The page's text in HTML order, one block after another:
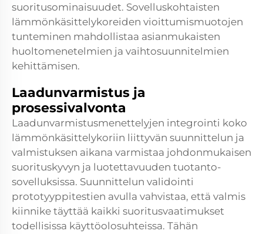
suoritusominaisuudet. Sovelluskohtaisten
lämmönkäsittelykoreiden vioittumismuotojen
tunteminen mahdollistaa asianmukaisten
huoltomenetelmien ja vaihtosuunnitelmien
kehittämisen.
Laadunvarmistus ja
prosessivalvonta
Laadunvarmistusmenettelyjen integrointi koko
lämmönkäsittelykoriin liittyvän suunnittelun ja
valmistuksen aikana varmistaa johdonmukaisen
suorituskyvyn ja luotettavuuden tuotanto-
sovelluksissa. Suunnittelun validointi
prototyyppitestien avulla vahvistaa, että valmis
kiinnike täyttää kaikki suoritusvaatimukset
todellisissa käyttöolosuhteissa. Tähän